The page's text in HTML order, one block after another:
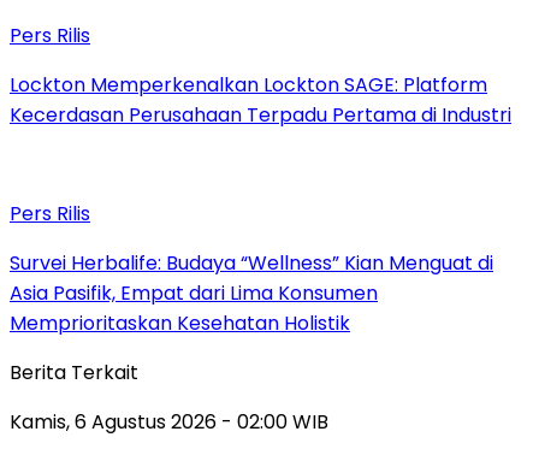
Pers Rilis
Lockton Memperkenalkan Lockton SAGE: Platform
Kecerdasan Perusahaan Terpadu Pertama di Industri
Pers Rilis
Survei Herbalife: Budaya “Wellness” Kian Menguat di
Asia Pasifik, Empat dari Lima Konsumen
Memprioritaskan Kesehatan Holistik
Berita Terkait
Kamis, 6 Agustus 2026 - 02:00 WIB